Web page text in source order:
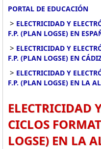
PORTAL DE EDUCACIÓN
> ELECTRICIDAD Y
F.P. (PLAN LOGSE) EN
> ELECTRICIDAD Y
F.P. (PLAN LOGSE) EN
> ELECTRICIDAD Y
F.P. (PLAN LOGSE) EN LA
ELECTRICIDAD
CICLOS
LOGSE) EN LA